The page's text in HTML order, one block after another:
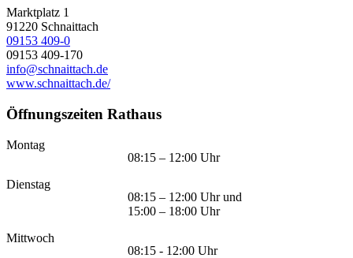
Marktplatz 1
91220 Schnaittach
09153 409-0
09153 409-170
info@schnaittach.de
www.schnaittach.de/
Öffnungszeiten Rathaus
Montag
08:15 – 12:00 Uhr
Dienstag
08:15 – 12:00 Uhr und
15:00 – 18:00 Uhr
Mittwoch
08:15 - 12:00 Uhr